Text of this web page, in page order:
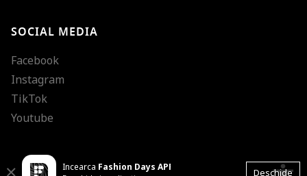
SOCIAL MEDIA
Facebook
Instagram
TikTok
Youtube
Incearca Fashion Days APP Deschide
Close Cursor mare